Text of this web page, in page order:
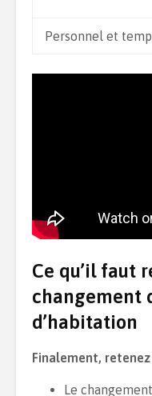
Personnel et
Ce qu’il faut
changement
d’habitation
Finalement,
Le